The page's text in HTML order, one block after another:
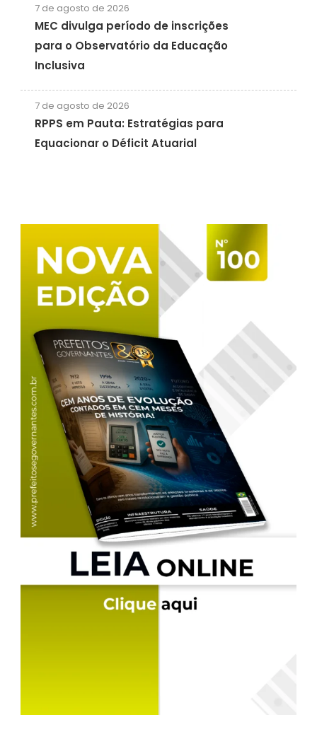
7 de agosto de 2026
MEC divulga período de inscrições
para o Observatório da Educação
Inclusiva
7 de agosto de 2026
RPPS em Pauta: Estratégias para
Equacionar o Déficit Atuarial